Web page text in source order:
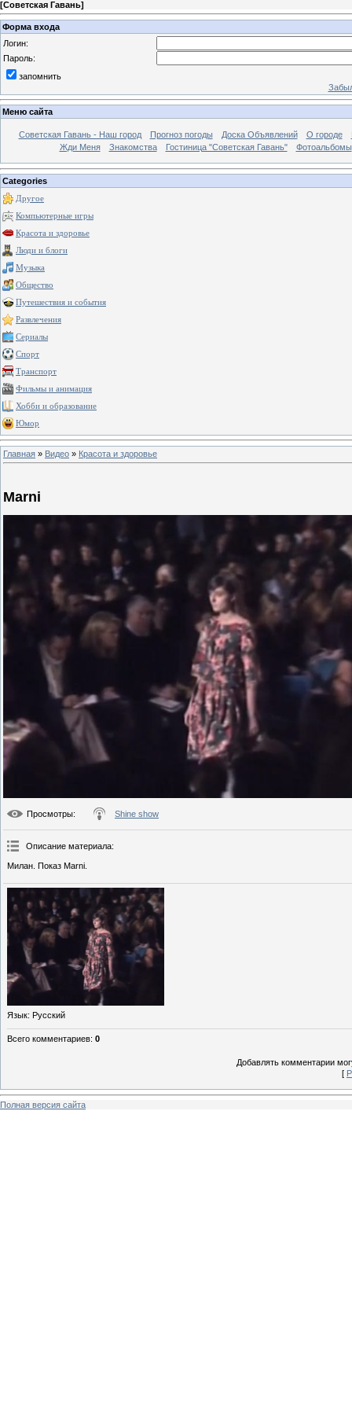
[Советская Гавань]
Форма входа
Логин:
Пароль:
запомнить
Меню сайта
Советская Гавань - Наш город Прогноз погоды Доска Объявлений О городе
Жди Меня
Знакомства Гостиница "Советская Гавань" Фотоальбомы
Categories
Другое
Компьютерные игры
Красота и здоровье
Люди и блоги
Музыка
Общество
Путешествия и события
Развлечения
Сериалы
Спорт
Транспорт
Фильмы и анимация
Хобби и образование
Юмор
Главная » Видео » Красота и здоровье
Marni
Просмотры: Shine show
Описание материала:
Милан. Показ Marni.
Язык: Русский
Всего комментариев: 0
Добавлять комментарии
[
Полная версия сайта